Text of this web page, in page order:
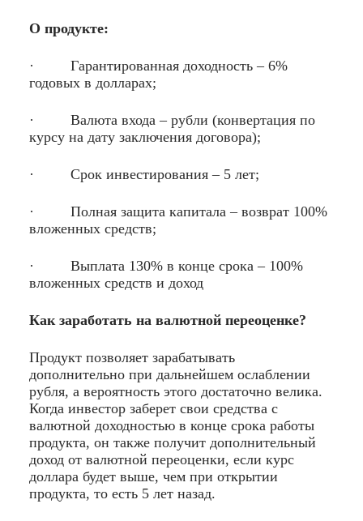
О продукте:
· Гарантированная доходность – 6%
годовых в долларах;
· Валюта входа – рубли (конвертация по
курсу на дату заключения договора);
· Срок инвестирования – 5 лет;
· Полная защита капитала – возврат 100%
вложенных средств;
· Выплата 130% в конце срока – 100%
вложенных средств и доход
Как заработать на валютной переоценке?
Продукт позволяет зарабатывать
дополнительно при дальнейшем ослаблении
рубля, а вероятность этого достаточно велика.
Когда инвестор заберет свои средства с
валютной доходностью в конце срока работы
продукта, он также получит дополнительный
доход от валютной переоценки, если курс
доллара будет выше, чем при открытии
продукта, то есть 5 лет назад.